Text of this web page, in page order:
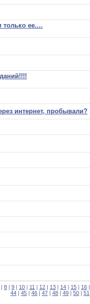
ее....
интернет, пробывали?
| 8 | 9 | 10 | 11 | 12 | 13 | 14 | 15 | 16 |
44 | 45 | 46 | 47 | 48 | 49 | 50 | 51